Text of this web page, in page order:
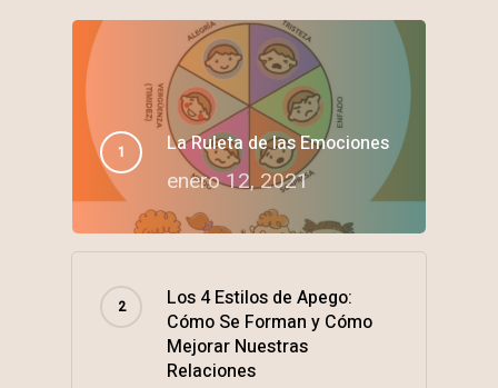
La Ruleta de las Emociones
enero 12, 2021
Los 4 Estilos de Apego:
Cómo Se Forman y Cómo
Mejorar Nuestras
Relaciones